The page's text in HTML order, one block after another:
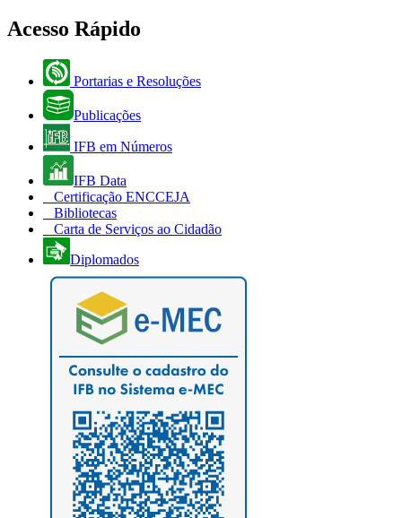
Acesso Rápido
Portarias e Resoluções
Publicações
IFB em Números
IFB Data
Certificação ENCCEJA
Bibliotecas
Carta de Serviços ao Cidadão
Diplomados